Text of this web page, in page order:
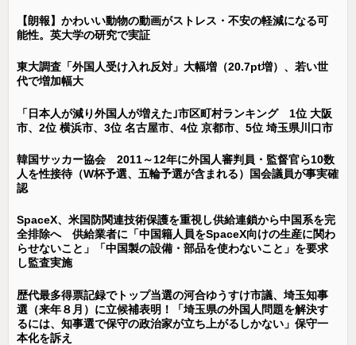
【朗報】かわいい動物の動画がストレス・不安の軽減になる可
能性。英大学の研究で実証
東大調査「外国人受け入れ反対」大幅増（20.7pt増）、若い世
代で増加幅大
「日本人が減り外国人が増えた｣市区町村ランキング 1位 大阪
市、2位 横浜市、3位 名古屋市、4位 京都市、5位 埼玉県川口市
韓国サッカー協会 2011～12年に外国人審判員・監督官ら10数
人を性接待（W杯予選、五輪予選が含まれる）国会議員が事実確
認
SpaceX、米国防関連技術保護を重視し供給連鎖から中国系を完
全排除へ 供給業者に「中国籍人員をSpaceX向けの生産に関わ
らせないこと」「中国製の設備・部品を使わないこと」を要求
し監査実施
歴代最多得票記録でトップ当選の河合ゆうすけ市議、埼玉知事
選（来年８月）に立候補表明！「埼玉県の外国人問題を解決す
るには、知事選で保守の政治家が立ち上がるしかない」保守一
本化を訴え